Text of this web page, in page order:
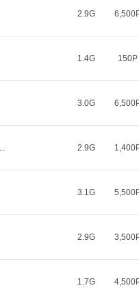
2.9G
1.4G 150P
3.0G
2.9G
3.1G
2.9G
1.7G